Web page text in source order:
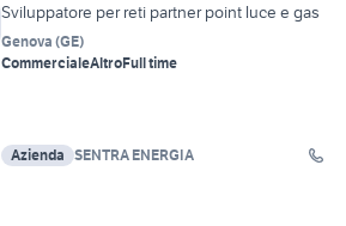
Sviluppatore per reti partner point luce e gas
Genova (GE)
CommercialeAltroFull time
Azienda SENTRA ENERGIA